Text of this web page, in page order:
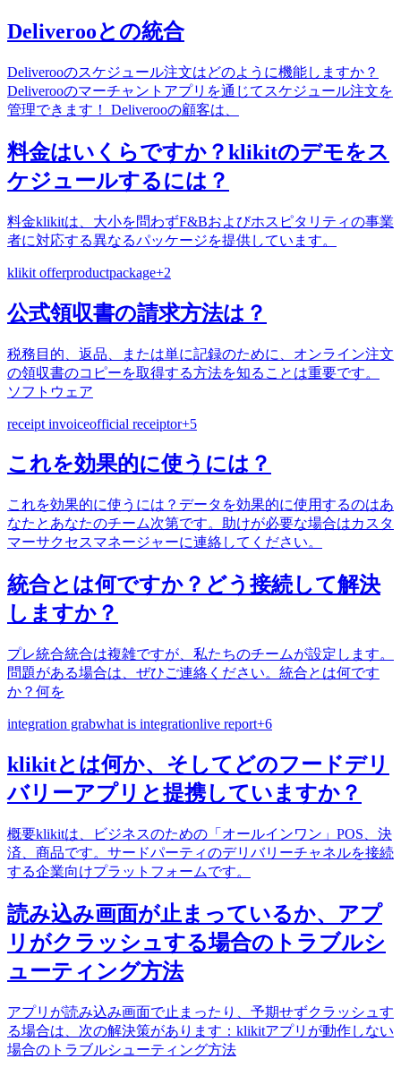
Deliverooとの統合
Deliverooのスケジュール注文はどのように機能しますか？
Deliverooのマーチャントアプリを通じてスケジュール注文を
管理できます！ Deliverooの顧客は、
料金はいくらですか？klikitのデモをス
ケジュールするには？
料金klikitは、大小を問わずF&Bおよびホスピタリティの事業
者に対応する異なるパッケージを提供しています。
klikit offerproductpackage+2
公式領収書の請求方法は？
税務目的、返品、または単に記録のために、オンライン注文
の領収書のコピーを取得する方法を知ることは重要です。
ソフトウェア
receipt invoiceofficial receiptor+5
これを効果的に使うには？
これを効果的に使うには？データを効果的に使用するのはあ
なたとあなたのチーム次第です。助けが必要な場合はカスタ
マーサクセスマネージャーに連絡してください。
統合とは何ですか？どう接続して解決
しますか？
プレ統合統合は複雑ですが、私たちのチームが設定します。
問題がある場合は、ぜひご連絡ください。統合とは何です
か？何を
integration grabwhat is integrationlive report+6
klikitとは何か、そしてどのフードデリ
バリーアプリと提携していますか？
概要klikitは、ビジネスのための「オールインワン」POS、決
済、商品です。サードパーティのデリバリーチャネルを接続
する企業向けプラットフォームです。
読み込み画面が止まっているか、アプ
リがクラッシュする場合のトラブルシ
ューティング方法
アプリが読み込み画面で止まったり、予期せずクラッシュす
る場合は、次の解決策があります：klikitアプリが動作しない
場合のトラブルシューティング方法